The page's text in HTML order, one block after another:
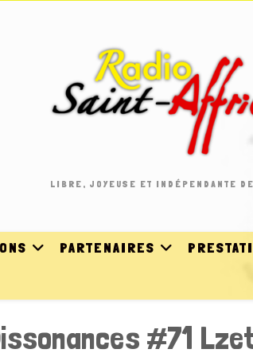
LIBRE, JOYEUSE ET INDÉPENDANTE
PARTENAIRES
#71